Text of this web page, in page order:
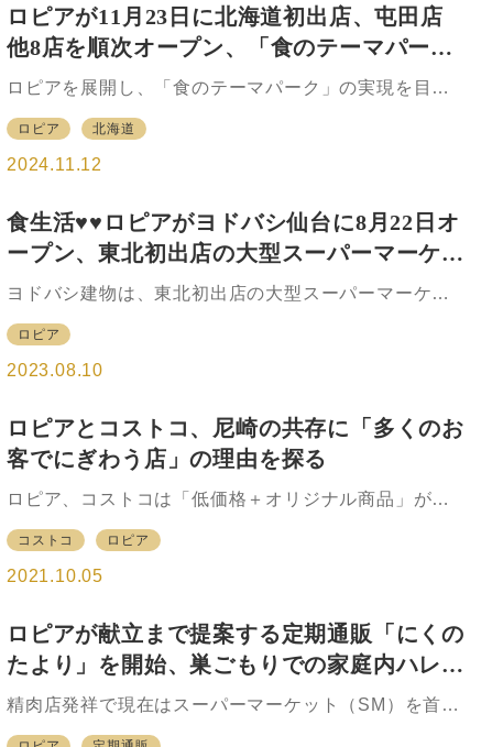
県、岐阜県、三重県に続く静岡県進出となった。 売場
の総面積は1882㎡。既存店と同様、精肉、青果、鮮
魚、惣菜、食品の5部門を運営し、品揃えは、各部門の
チーフ自らが買い付け、販売価格設定を行うロピア独
自の事業部制で行われる。 今回は惣菜の「GOCHI」シ
ロピアが11月23日に北海道初出店、屯田店
他8店を順次オープン、「食のテーマパー
ク」が北海道に初上陸
ロピアを展開し、「食のテーマパーク」の実現を目指
商業施設CiiNA CiiNA（シーナシーナ）屯田に、スー
パーマーケットの「食生活♥♥ロピア」（ロピア）をオ
日に閉店したイトーヨーカドー屯田店の跡地にオープ
ン。施設内にはコジマ×ビックカメラ（家電）やデコホ
ーム（インテリア雑貨）など8店の専門店が順次オープ
ンする予定となっている。 北海道第1号店となるロピ
ア屯田店は、北海道内の食材から全国、海外の食材ま
で含め、「他ではなかなか見ることができない」商品
ロピア 北海道
2024.11.12
食生活♥♥ロピアがヨドバシ仙台に8月22日オ
ープン、東北初出店の大型スーパーマーケッ
ト
ヨドバシ建物は、東北初出店の大型スーパーマーケッ
（火）と発表した。「食生活♥♥ロピア」では、他には
ない豊富な品揃えの食料品や日用品が揃い、ヨドバシ
階】 食生活♥♥ロピア （スーパーマーケット）★8月
22日(火)オープン★ 営業時間 10:00～20:00 話題の大
型スーパーマーケット「ロピア」が東北エリアに初上
陸。 創業である精肉【肉のロピア】を中心に、青果
【八百物屋あづま】、鮮魚【日本橋魚萬】の生鮮食料
品を…
ロピア
2023.08.10
ロピアとコストコ、尼崎の共存に「多くのお
客でにぎわう店」の理由を探る
ロピア、コストコは「低価格＋オリジナル商品」が基
の総合スーパー（GMS）、昨年10月にオープンしたロ
ピアが隣接して出店している。 ロピアのオープンから
が強いだけでなく価格も安い。常に安い価格で販売し
ている印象だ。 売場で注目した商品に子会社である利
恵産業の冷凍レディミールがある。冷凍平ケース2本を
使い、ファミリー向け冷凍レディミールを約10種類販
売していた。2、3人前の容量で価格は980円～と安く
設定している。包装形態は耐熱トレーに料理を盛り付
コストコ ロピア
2021.10.05
ロピアが献立まで提案する定期通販「にくの
たより」を開始、巣ごもりでの家庭内ハレ需
要に応える
精肉店発祥で現在はスーパーマーケット（SM）を首都